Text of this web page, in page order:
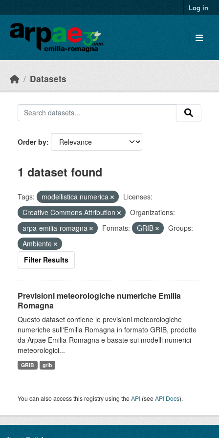
Log in
Datasets
Order by
1 dataset found
Tags: modellistica numerica
Licenses:
Creative Commons Attribution
Organizations:
arpa-emilia-romagna
Formats: GRIB
Groups:
Ambiente
Filter Results
Previsioni meteorologiche numeriche Emilia
Romagna
Questo dataset contiene le previsioni meteorologiche
numeriche sull'Emilia Romagna in formato GRIB, prodotte
da Arpae Emilia-Romagna e basate sui modelli numerici
meteorologici...
GRIB grib
You can also access this registry using theAPI (seeAPI Docs).